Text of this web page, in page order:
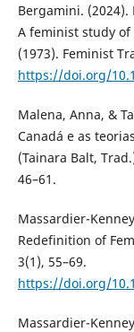
Bergamini.
A feminist study
(1973). Feminist
https://doi.org/
Malena, Anna, &
Canadá e as
(Tainara Balt,
46–61.
Massardier-
Redefinition of
3(1), 55–69.
https://doi.org/
Massardier-